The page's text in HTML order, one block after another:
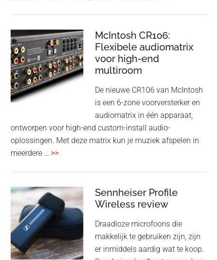
Adaptive
noise
cancelling
–
4
McIntosh CR106:
Flexibele audiomatrix
voor high-end
multiroom
De nieuwe CR106 van McIntosh
is een 6-zone voorversterker en
audiomatrix in één apparaat,
ontworpen voor high-end custom-install audio-
oplossingen. Met deze matrix kun je muziek afspelen in
meerdere … >>overMcIntosh
audiomatrix
voor
high-
end
multiroom
Sennheiser Profile
Wireless review
Draadloze microfoons die
makkelijk te gebruiken zijn, zijn
er inmiddels aardig wat te koop.